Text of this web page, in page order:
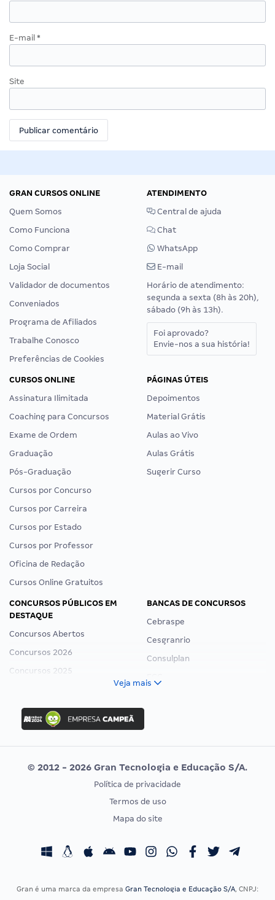
E-mail *
Site
GRAN CURSOS ONLINE
Quem Somos
Como Funciona
Como Comprar
Loja Social
Validador de documentos
Conveniados
Programa de Afiliados
Trabalhe Conosco
Preferências de Cookies
ATENDIMENTO
Central de ajuda
Chat
WhatsApp
E-mail
Horário de atendimento:
segunda a sexta (8h às 20h),
sábado (9h às 13h).
Foi aprovado?
Envie-nos a sua história!
CURSOS ONLINE
Assinatura Ilimitada
Coaching para Concursos
Exame de Ordem
Graduação
Pós-Graduação
Cursos por Concurso
Cursos por Carreira
Cursos por Estado
Cursos por Professor
Oficina de Redação
Cursos Online Gratuitos
PÁGINAS ÚTEIS
Depoimentos
Material Grátis
Aulas ao Vivo
Aulas Grátis
Sugerir Curso
CONCURSOS PÚBLICOS EM
DESTAQUE
Concursos Abertos
Concursos 2026
Concursos 2025
Concurso Ibama
Concurso MPU
Editais publicados
BANCAS DE CONCURSOS
Cebraspe
Cesgranrio
Consulplan
Vunesp
CONCURSOS POR PROFISSÃO
Concursos Fiscais
EXAME DE ORDEM
Calendário OAB
Veja mais
© 2012 - 2026 Gran Tecnologia e Educação S/A.
Política de privacidade
Termos de uso
Mapa do site
Gran é uma marca da empresa Gran Tecnologia e Educação S/A, CNPJ: